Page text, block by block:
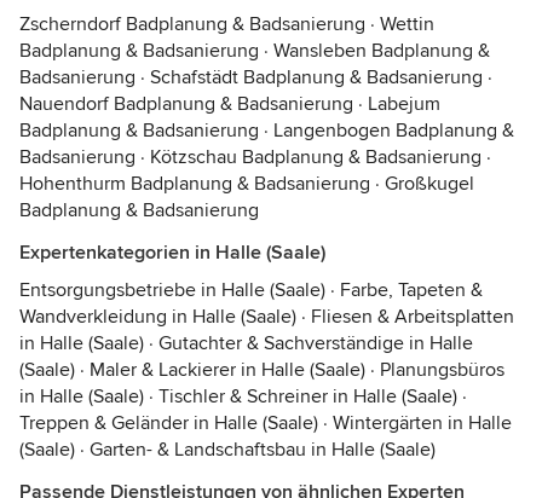
Zscherndorf Badplanung & Badsanierung · Wettin
Badplanung & Badsanierung · Wansleben Badplanung &
Badsanierung · Schafstädt Badplanung & Badsanierung ·
Nauendorf Badplanung & Badsanierung · Labejum
Badplanung & Badsanierung · Langenbogen Badplanung &
Badsanierung · Kötzschau Badplanung & Badsanierung ·
Hohenthurm Badplanung & Badsanierung · Großkugel
Badplanung & Badsanierung
Expertenkategorien in Halle (Saale)
Entsorgungsbetriebe in Halle (Saale) · Farbe, Tapeten &
Wandverkleidung in Halle (Saale) · Fliesen & Arbeitsplatten
in Halle (Saale) · Gutachter & Sachverständige in Halle
(Saale) · Maler & Lackierer in Halle (Saale) · Planungsbüros
in Halle (Saale) · Tischler & Schreiner in Halle (Saale) ·
Treppen & Geländer in Halle (Saale) · Wintergärten in Halle
(Saale) · Garten- & Landschaftsbau in Halle (Saale)
Passende Dienstleistungen von ähnlichen Experten